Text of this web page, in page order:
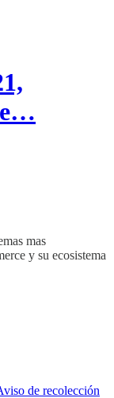
mas
y su ecosistema
de recolección